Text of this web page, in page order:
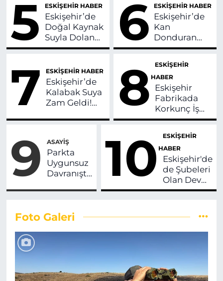
Bulundu!
Sürücüden
Tepki!
5 ESKİŞEHİR HABER
Eskişehir’de
Doğal Kaynak
Suyla Dolan
Havuz
Akınına
Uğruyor!
6 ESKİŞEHİR HABER
Eskişehir’de
Kan
Donduran
İddia! Önce 2
Kişiyi Silahla
Vurdu Sonra
Evi
Kundakladı!
7 ESKİŞEHİR HABER
Eskişehir’de
Kalabak Suya
Zam Geldi!
Fiyatlar!
8
ESKİŞEHİR
HABER
Eskişehir
Fabrikada
Korkunç İş
Kazası! Kadın
Yaralandı
9 ASAYİŞ
Parkta
Uygunsuz
Davranışta
Kişiye
10
ESKİŞEHİR
HABER
Eskişehir'de
de Şubeleri
Olan Dev
Market
Verebilir!
Foto Galeri